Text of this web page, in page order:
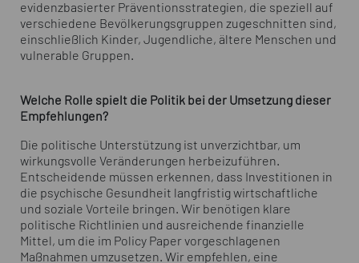
evidenzbasierter Präventionsstrategien, die speziell auf
verschiedene Bevölkerungsgruppen zugeschnitten sind,
einschließlich Kinder, Jugendliche, ältere Menschen und
vulnerable Gruppen.
Welche Rolle spielt die Politik bei der Umsetzung dieser
Empfehlungen?
Die politische Unterstützung ist unverzichtbar, um
wirkungsvolle Veränderungen herbeizuführen.
Entscheidende müssen erkennen, dass Investitionen in
die psychische Gesundheit langfristig wirtschaftliche
und soziale Vorteile bringen. Wir benötigen klare
politische Richtlinien und ausreichende finanzielle
Mittel, um die im Policy Paper vorgeschlagenen
Maßnahmen umzusetzen. Wir empfehlen, eine